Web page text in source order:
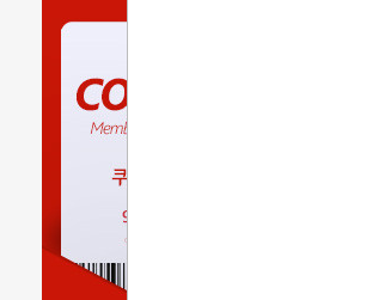
아덱스 FG4 아이보리 타일 줄눈 메지